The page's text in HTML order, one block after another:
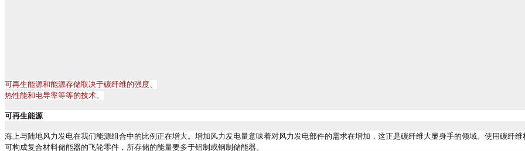
可再生能源和能源存储取决于碳纤维的强度、
热性能和电导率等等的技术。
可再生能源
海上与陆地风力发电在我们能源组合中的比例正在增大。增加风力发电量意味着对风力发电部件的需求在增加，这正是碳纤维大显身手的领域。使用碳纤
可构成复合材料储能器的飞轮零件，所存储的能量要多于铝制或钢制储能器。